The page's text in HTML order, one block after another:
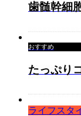
歯髄幹細
おすすめ
たっぷり
ライフスタ